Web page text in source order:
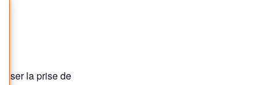
la prise de